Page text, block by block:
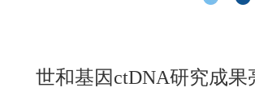
世和基因ctDNA研究成果